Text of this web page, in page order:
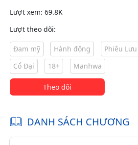
Lượt xem: 69.8K
Lượt theo dõi:
Đam mỹ Hành động Phiêu Lưu
Cổ Đại
18+ Manhwa
Theo dõi
DANH SÁCH CHƯƠNG